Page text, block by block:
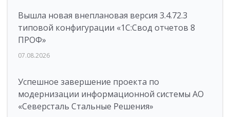
Вышла новая внеплановая версия 3.4.72.3
типовой конфигурации «1C:Свод отчетов 8
ПРОФ»
07.08.2026
Успешное завершение проекта по
модернизации информационной системы АО
«Северсталь Стальные Решения»